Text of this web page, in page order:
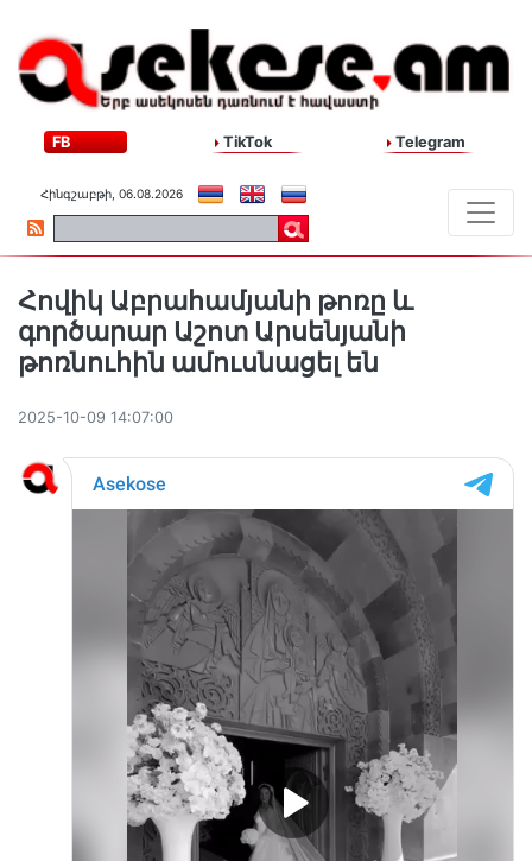
FB TikTok Telegram
Հինգշաբթի, 06.08.2026
Հովիկ Աբրահամյանի թոռը և
գործարար Աշոտ Արսենյանի
թոռնուհին ամուսնացել են
2025-10-09 14:07:00